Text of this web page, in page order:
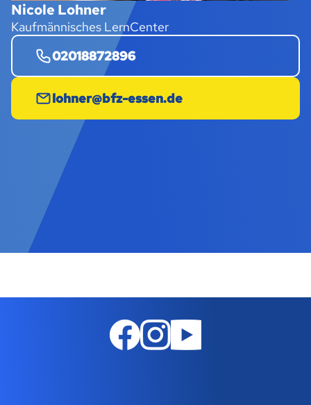
Nicole Lohner
Kaufmännisches LernCenter
02018872896
lohner@bfz-essen.de